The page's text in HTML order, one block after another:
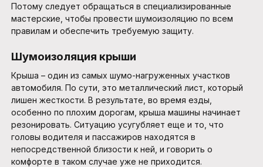
Потому следует обращаться в специализированные
мастерские, чтобы провести шумоизоляцию по всем
правилам и обеспечить требуемую защиту.
Шумоизоляция крыши
Крыша – один из самых шумо-нагруженных участков
автомобиля. По сути, это металлический лист, который
лишен жесткости. В результате, во время езды,
особенно по плохим дорогам, крыша машины начинает
резонировать. Ситуацию усугубляет еще и то, что
головы водителя и пассажиров находятся в
непосредственной близости к ней, и говорить о
комфорте в таком случае уже не приходится.